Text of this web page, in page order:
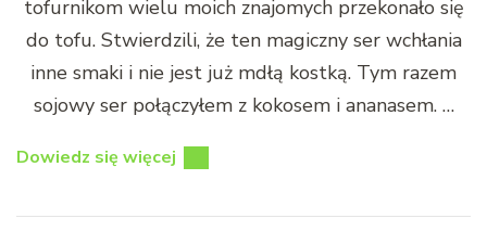
tofurnikom wielu moich znajomych przekonało się
do tofu. Stwierdzili, że ten magiczny ser wchłania
inne smaki i nie jest już mdłą kostką. Tym razem
sojowy ser połączyłem z kokosem i ananasem. …
Dowiedz się więcej